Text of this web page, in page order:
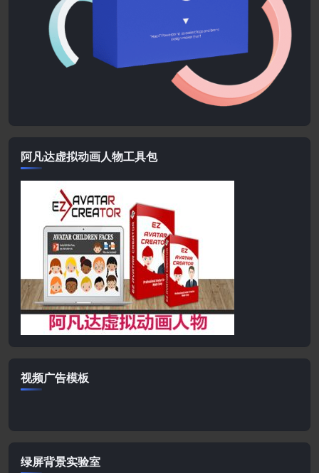
阿凡达虚拟动画人物工具包
视频广告模板
绿屏背景实验室